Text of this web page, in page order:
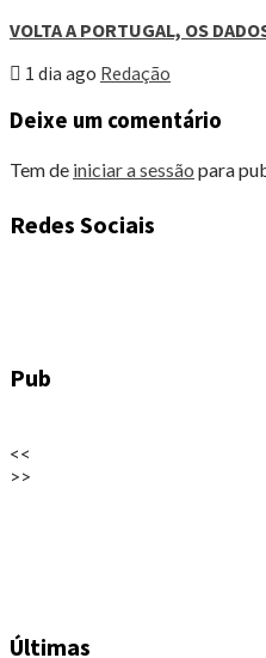
VOLTA A PORTUGAL, OS
1 dia ago Redação
Deixe um comentário
Tem de iniciar a sessão para
Redes Sociais
Pub
<<
>>
Últimas